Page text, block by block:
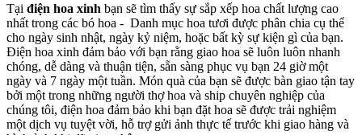
Tại điện hoa xinh bạn sẽ tìm thấy sự sắp xếp hoa chất lượng cao
nhất trong các bó hoa - Danh mục hoa tươi được phân chia cụ thể
cho ngày sinh nhật, ngày kỷ niệm, hoặc bất kỳ sự kiện gì của bạn.
Điện hoa xinh đảm bảo với bạn rằng giao hoa sẽ luôn luôn nhanh
chóng, dễ dàng và thuận tiện, sẵn sàng phục vụ bạn 24 giờ một
ngày và 7 ngày một tuần. Món quà của bạn sẽ được bàn giao tận tay
bởi một trong những người thợ hoa và ship chuyên nghiệp của
chúng tôi, điện hoa đảm bảo khi bạn đặt hoa sẽ được trải nghiệm
một dịch vụ tuyệt vời, hỗ trợ gửi ảnh thực tế trước khi giao hàng và